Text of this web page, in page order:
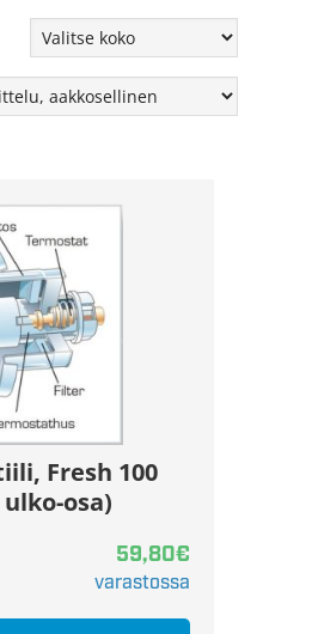
Fresh 100
osa)
59,80€
varastossa